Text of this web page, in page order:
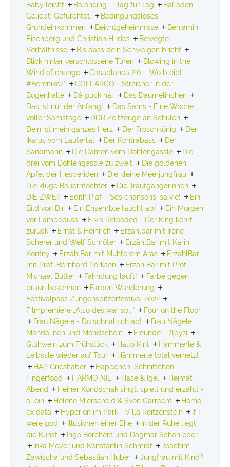
Baby leicht
Balancing - Tag für Tag
Balladen.
Geliebt. Gefürchtet.
Bedingungsloses
Grundeinkommen
Beichtgeheimnisse
Benjamin
Eisenberg und Christian Hirdes
Bewegte
Verhältnisse
Bis dass dein Schweigen bricht
Blick hinter verschlossene Türen
Blowing in the
Wind of change
Casablanca 2.0 – Wo bleibt
#Berenike?“
COLL'ARCO - Streicher in der
Bogenhalle
Då guck nå…
Das Däumelinchen
Das ist nur der Anfang!
Das Sams - Eine Woche
voller Samstage
DDR Zeitzeuge an Schulen
Dein ist mein ganzes Herz
Der Froschkönig
Der
Ikarus vom Lautertal
Der Kontrabass
Der
Sandmann
Die Damen vom Dohlengässle
Die
drei vom Dohlengässle zu zweit
Die goldenen
Äpfel der Hesperiden
Die kleine Meerjungfrau
Die kluge Bauerntochter
Die Traufgängerinnen
DIE ZWEI!
Edith Piaf – Ses chansons, sa vie!
Ein
Bild von Dir
Ein Ensemble taucht ab!
Ein Morgen
vor Lampedusa
Elvis Reloaded - Der King kehrt
zurück
Ernst & Heinrich
Erzählbar mit Irene
Scherer und Welf Schröter
ErzählBar mit Karin
Kontny
ErzählBar mit Muhterem Aras
ErzählBar
mit Prof. Bernhard Pörksen
ErzählBar mit Prof.
Michael Butter
Fahndung läuft!
Farbe gegen
braun bekennen
Farben Wanderung
Festivalpass Zungenspitzerfestival 2022
Filmpremiere „Also des war so...“
Four on the Floor
Frau Nägele - Do schnallsch ab!
Frau Nägele.
Mandolinen und Mondschein.
Freunde – Друзі
Glühwein zum Frühstück
Hallo Kint
Hämmerle &
Leibssle wieder auf Tour
Hämmerle total vernetzt
HAP Grieshaber
Häppchen, Schnittchen,
Fingerfood
HARMO NIE Hase & Igel
Heimat
Abend
Heiner Kondschak singt, spielt und erzählt -
allein
Helene Mierscheid & Sven Garrecht
Homo
ex data
Hyperion im Park - Villa Reitzenstein
If I
were god
Illusionen einer Ehe
In der Ruhe liegt
die Kunst
Ingo Börchers und Dagmar Schönleber
Inka Meyer und Konstantin Schmidt
Joachim
Zawischa und Sebastian Huber
Jungfrau mit Kind?